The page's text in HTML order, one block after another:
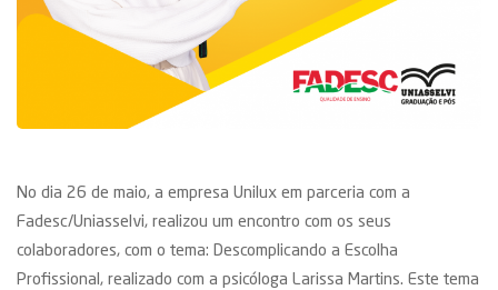
No dia 26 de maio, a empresa Unilux em parceria com a
Fadesc/Uniasselvi, realizou um encontro com os seus
colaboradores, com o tema: Descomplicando a Escolha
Profissional, realizado com a psicóloga Larissa Martins. Este tema